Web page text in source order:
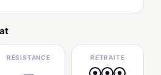
RÉSISTANCE RETRAITE
● ● ●